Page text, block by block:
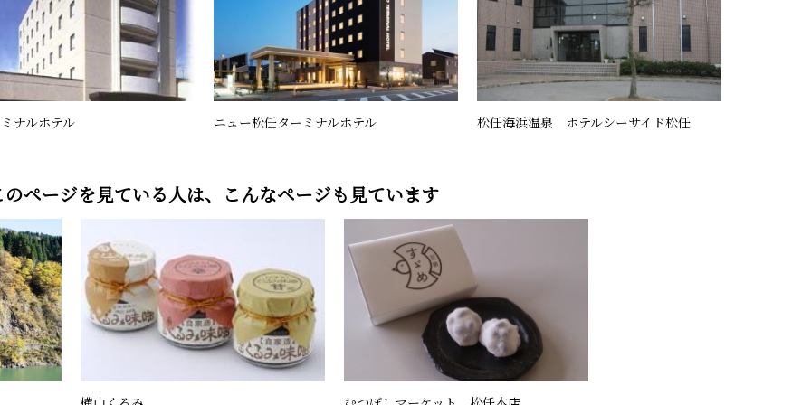
ナルホテル ニュー松任ターミナルホテル 松任海浜温泉 ホテルシーサイド松任
ページを見ている人は、 こんなページも見ています